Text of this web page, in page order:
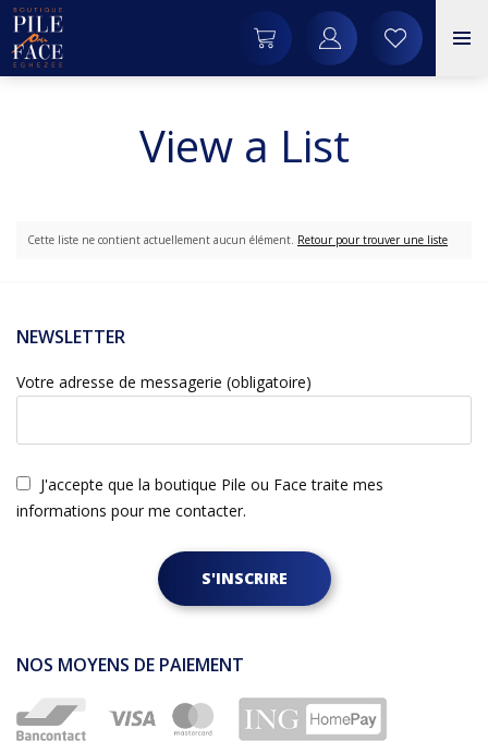
View a List
Cette liste ne contient actuellement aucun élément. Retour pour trouver une liste
NEWSLETTER
Votre adresse de messagerie (obligatoire)
J'accepte que la boutique Pile ou Face traite mes
informations pour me contacter.
S'INSCRIRE
NOS MOYENS DE PAIEMENT